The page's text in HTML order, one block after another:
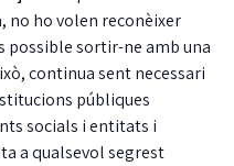
no ho volen reconèixer
possible sortir-ne amb una
continua sent necessari
públiques
socials i entitats i
a qualsevol segrest